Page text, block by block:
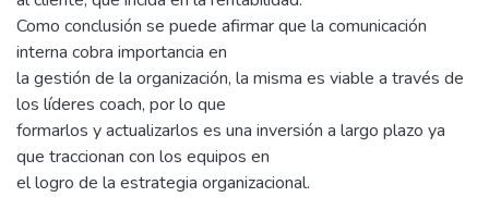
Como conclusión se puede afirmar que la comunicación
interna cobra importancia en
la gestión de la organización, la misma es viable a través de
los líderes coach, por lo que
formarlos y actualizarlos es una inversión a largo plazo ya
que traccionan con los equipos en
el logro de la estrategia organizacional.